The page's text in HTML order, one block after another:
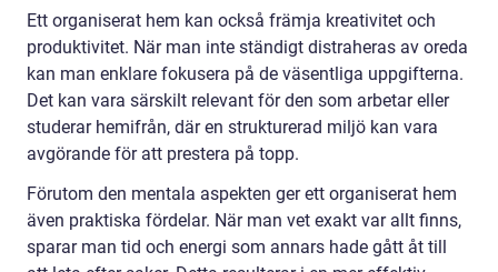
Ett organiserat hem kan också främja kreativitet och
produktivitet. När man inte ständigt distraheras av oreda
kan man enklare fokusera på de väsentliga uppgifterna.
Det kan vara särskilt relevant för den som arbetar eller
studerar hemifrån, där en strukturerad miljö kan vara
avgörande för att prestera på topp.
Förutom den mentala aspekten ger ett organiserat hem
även praktiska fördelar. När man vet exakt var allt finns,
sparar man tid och energi som annars hade gått åt till